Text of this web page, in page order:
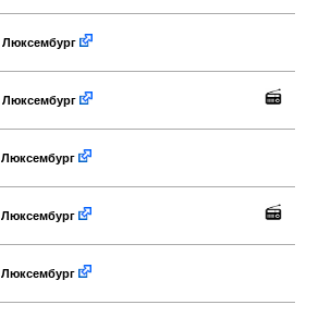
Люксембург
Люксембург
Люксембург
Люксембург
Люксембург